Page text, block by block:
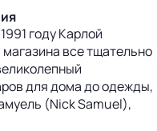
году Карлой
все тщательно
для дома до одежды,
(Nick Samuel),